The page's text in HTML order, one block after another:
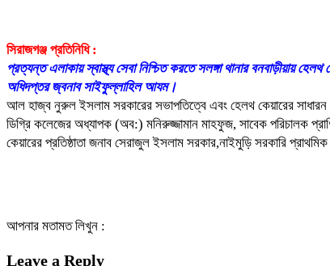
সিরাজগঞ্জ প্রতিনিধি :
প্রত্যন্ত এলাকায় স্বাস্থ্য সেবা নিশ্চিত করতে সলঙ্গা থানার বনবাড়ীয়ায়
অধিদপ্তর জ্বনাব সাইফুল্লাহিল আযম।
আল হাজ্ব নুরুল ইসলাম সরকারের সভাপতিত্বে এবং হেলথ কেয়ারের সাধারন
ডিগ্রি কলেজের অধ্যাপক (অব:) মনিরুজ্জামান মাহফুজ, সাবেক পরিচালক
কেয়ারের প্রতিষ্ঠাতা জনাব সেরাজুল ইসলাম সরকার,নাইমুড়ি সরকারি
আপনার মতামত লিখুন :
Leave a Reply